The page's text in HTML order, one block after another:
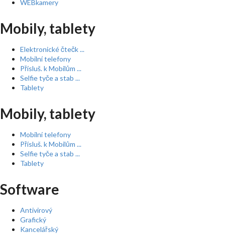
WEBkamery
Mobily, tablety
Elektronické čtečk ...
Mobilní telefony
Přísluš. k Mobilům ...
Selfie tyče a stab ...
Tablety
Mobily, tablety
Mobilní telefony
Přísluš. k Mobilům ...
Selfie tyče a stab ...
Tablety
Software
Antivirový
Grafický
Kancelářský